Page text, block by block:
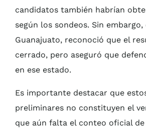
candidatos también habrían
según los sondeos. Sin embargo,
Guanajuato, reconoció que el
cerrado, pero aseguró que
en ese estado.
Es importante destacar que
preliminares no constituyen el
que aún falta el conteo oficial